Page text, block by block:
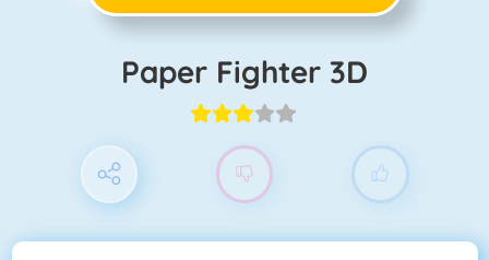
Paper Fighter 3D